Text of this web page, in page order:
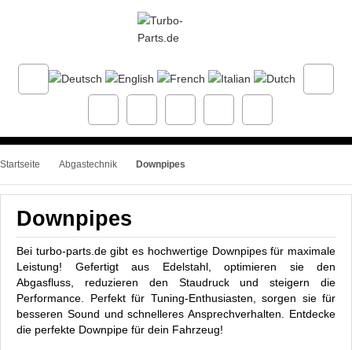
Startseite Abgastechnik Downpipes
Downpipes
Bei turbo-parts.de gibt es hochwertige Downpipes für maximale
Leistung! Gefertigt aus Edelstahl, optimieren sie den
Abgasfluss, reduzieren den Staudruck und steigern die
Performance. Perfekt für Tuning-Enthusiasten, sorgen sie für
besseren Sound und schnelleres Ansprechverhalten. Entdecke
die perfekte Downpipe für dein Fahrzeug!